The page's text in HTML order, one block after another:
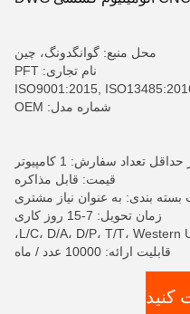
محل منبع: گوانگدونگ، چین
نام تجاری: PFT
شماره مدل: OEM
تعداد سفارش: 1 کامپیوتر
قیمت: قابل مذاکره
بسته بندی: به عنوان نیاز مشتری
زمان تحویل: 7-15 روز کاری
قابلیت ارائه: 10000 عدد / ماه
کنید